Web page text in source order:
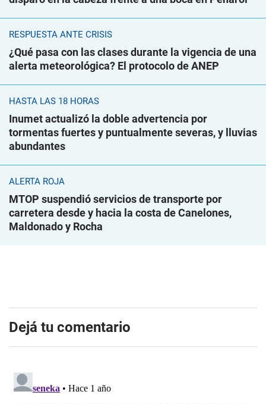
RESPUESTA ANTE CRISIS
¿Qué pasa con las clases durante la vigencia de una
alerta meteorológica? El protocolo de ANEP
HASTA LAS 18 HORAS
Inumet actualizó la doble advertencia por
tormentas fuertes y puntualmente severas, y lluvias
abundantes
ALERTA ROJA
MTOP suspendió servicios de transporte por
carretera desde y hacia la costa de Canelones,
Maldonado y Rocha
Dejá tu comentario